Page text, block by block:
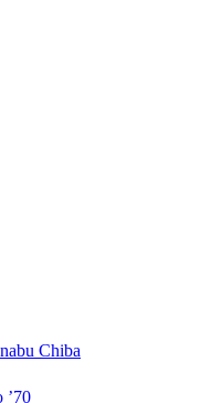
Chiba
’70